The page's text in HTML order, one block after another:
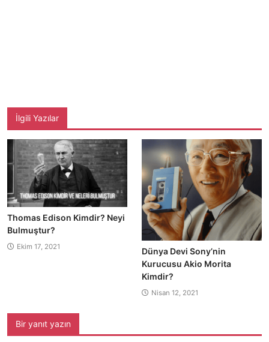
İlgili Yazılar
Thomas Edison Kimdir? Neyi
Bulmuştur?
Ekim 17, 2021
Dünya Devi Sony’nin
Kurucusu Akio Morita
Kimdir?
Nisan 12, 2021
Bir yanıt yazın